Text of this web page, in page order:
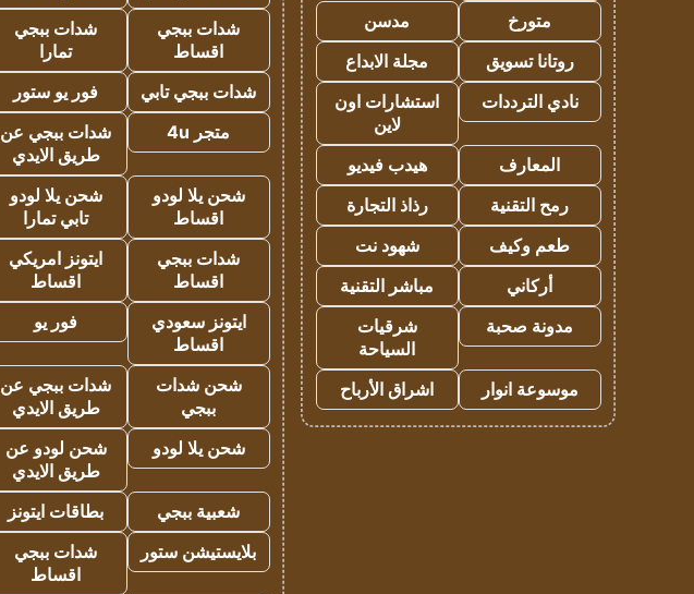
متورخ
مدسن
روتانا تسويق
مجلة الابداع
نادي الترددات
استشارات اون
لاين
المعارف
هيدب فيديو
رمح التقنية
رذاذ التجارة
طعم وكيف
شهود نت
أركاني
مباشر التقنية
مدونة صحبة
شرقيات
السياحة
موسوعة انوار
اشراق الأرباح
شدات ببجي
اقساط
شدات ببجي
تمارا
شدات ببجي تابي
فور يو ستور
متجر 4u
شدات ببجي عن
طريق الايدي
شحن يلا لودو
اقساط
شحن يلا لودو
تابي تمارا
شدات ببجي
اقساط
ايتونز امريكي
اقساط
ايتونز سعودي
اقساط
فور يو
شحن شدات
ببجي
شدات ببجي عن
طريق الايدي
شحن يلا لودو
شحن لودو عن
طريق الايدي
شعبية ببجي
بطاقات ايتونز
بلايستيشن ستور
شدات ببجي
اقساط